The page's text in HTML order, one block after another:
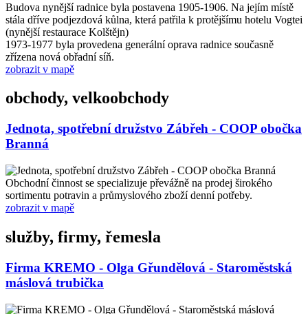
Budova nynější radnice byla postavena 1905-1906. Na jejím místě
stála dříve podjezdová kůlna, která patřila k protějšímu hotelu Vogtei
(nynější restaurace Kolštějn)
1973-1977 byla provedena generální oprava radnice současně
zřízena nová obřadní síň.
zobrazit v mapě
obchody, velkoobchody
Jednota, spotřební družstvo Zábřeh - COOP obočka
Branná
Obchodní činnost se specializuje převážně na prodej širokého
sortimentu potravin a průmyslového zboží denní potřeby.
zobrazit v mapě
služby, firmy, řemesla
Firma KREMO - Olga Gřundělová - Staroměstská
máslová trubička